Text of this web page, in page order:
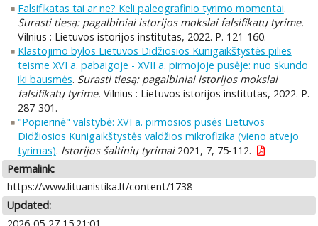
Falsifikatas tai ar ne? Keli paleografinio tyrimo momentai.
Surasti tiesą: pagalbiniai istorijos mokslai falsifikatų tyrime.
Vilnius : Lietuvos istorijos institutas, 2022. P. 121-160.
Klastojimo bylos Lietuvos Didžiosios Kunigaikštystės pilies
teisme XVI a. pabaigoje - XVII a. pirmojoje pusėje: nuo skundo
iki bausmės. Surasti tiesą: pagalbiniai istorijos mokslai
falsifikatų tyrime. Vilnius : Lietuvos istorijos institutas, 2022. P.
287-301.
"Popierinė" valstybė: XVI a. pirmosios pusės Lietuvos
Didžiosios Kunigaikštystės valdžios mikrofizika (vieno atvejo
tyrimas). Istorijos šaltinių tyrimai2021, 7, 75-112.
Permalink:
https://www.lituanistika.lt/content/1738
Updated: